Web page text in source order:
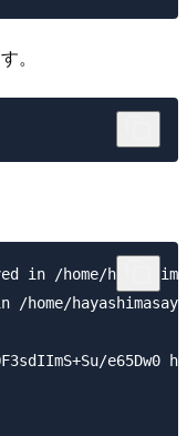
。
in /home/
/home/
e65Dw0